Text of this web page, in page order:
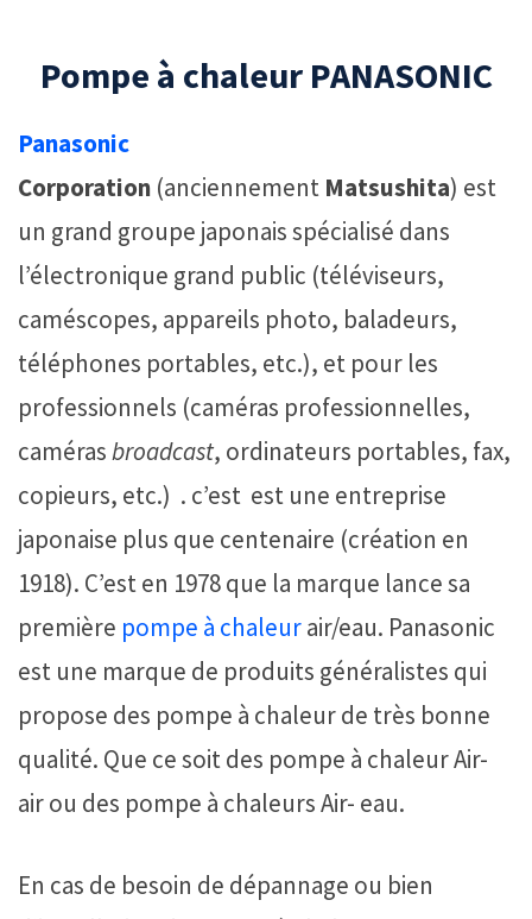
Pompe à chaleur PANASONIC
Panasonic
Corporation (anciennement Matsushita) est
un grand groupe japonais spécialisé dans
l’électronique grand public (téléviseurs,
caméscopes, appareils photo, baladeurs,
téléphones portables, etc.), et pour les
professionnels (caméras professionnelles,
camérasbroadcast, ordinateurs portables, fax,
copieurs, etc.) . c’est est une entreprise
japonaise plus que centenaire (création en
1918). C’est en 1978 que la marque lance sa
première pompe à chaleurair/eau. Panasonic
est une marque de produits généralistes qui
propose des pompe à chaleur de très bonne
qualité. Que ce soit des pompe à chaleur Air-
air ou des pompe à chaleurs Air- eau.
En cas de besoin de dépannage ou bien